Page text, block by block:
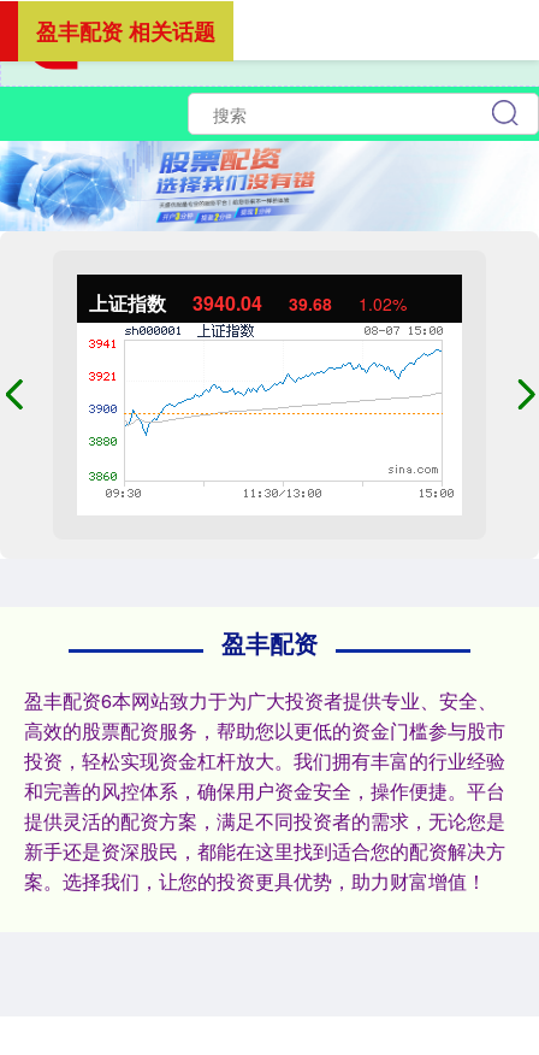
上证指数 3940.04 39.68 1.02%
盈丰配资
盈丰配资6本网站致力于为广大投资者提供专业、安全、
高效的股票配资服务，帮助您以更低的资金门槛参与股市
投资，轻松实现资金杠杆放大。我们拥有丰富的行业经验
和完善的风控体系，确保用户资金安全，操作便捷。平台
提供灵活的配资方案，满足不同投资者的需求，无论您是
新手还是资深股民，都能在这里找到适合您的配资解决方
案。选择我们，让您的投资更具优势，助力财富增值！
盈丰配资 相关话题